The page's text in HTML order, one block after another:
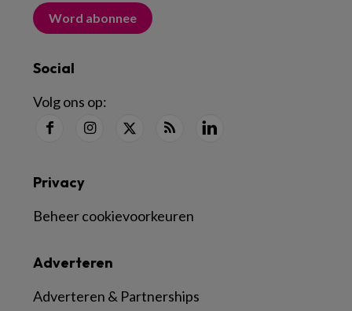
Word abonnee
Social
Volg ons op:
Adverteren
Adverteren & Partnerships
Privacy
Beheer cookievoorkeuren